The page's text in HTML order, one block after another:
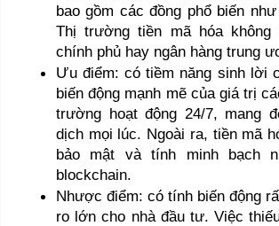
bao gồm các đồng phổ biến
Thị trường tiền mã hóa
chính phủ hay ngân hàng trung
Ưu điểm: có tiềm năng sinh lời
biến động mạnh mẽ của giá trị
trường hoạt động 24/7, mang
dịch mọi lúc. Ngoài ra, tiền mã
bảo mật và tính minh bạch
blockchain.
Nhược điểm: có tính biến động
ro lớn cho nhà đầu tư. Việc